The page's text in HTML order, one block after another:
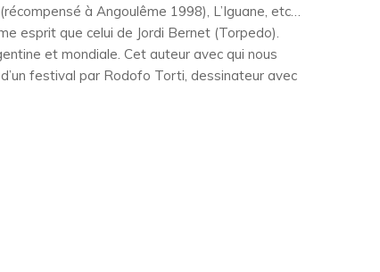
à Angoulême 1998), L’Iguane, etc…
esprit que celui de Jordi Bernet (Torpedo).
et mondiale. Cet auteur avec qui nous
festival par Rodofo Torti, dessinateur avec